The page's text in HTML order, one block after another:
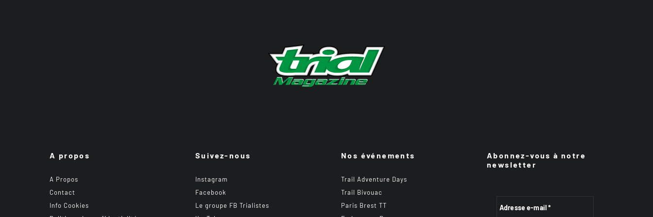
A propos
A Propos
Contact
Info Cookies
Suivez-nous
Instagram
Facebook
Le groupe FB Trialistes
Nos événements
Trail Adventure Days
Trail Bivouac
Paris Brest TT
Abonnez-vous à notre
newsletter